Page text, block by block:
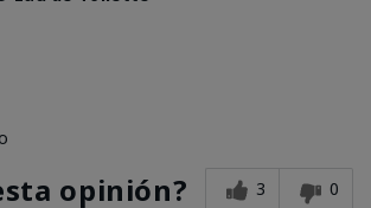
opinión? 3 0